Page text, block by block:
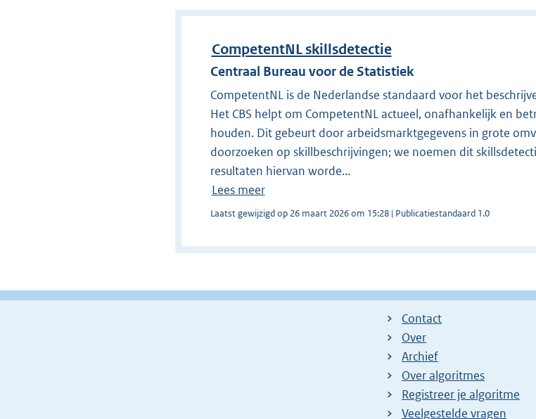
CompetentNL skillsdetectie
Centraal Bureau voor de Statistiek
CompetentNL is de Nederlandse standaard voor het
Het CBS helpt om CompetentNL actueel, onafhankelijk en
houden. Dit gebeurt door arbeidsmarktgegevens in grote
doorzoeken op skillbeschrijvingen; we noemen dit
resultaten hiervan worde...
Lees meer
Laatst gewijzigd op 26 maart 2026 om 15:28 | Publicatiestandaard 1.0
Contact
Over
Archief
Over algoritmes
Registreer je algoritme
Veelgestelde vragen